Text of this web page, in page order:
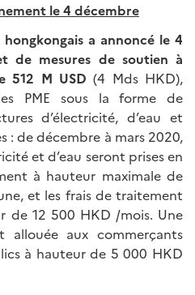
le 4 décembre
a annoncé le 4
de mesures de soutien à
512 M USD (4 Mds HKD),
PME sous la forme de
d’électricité, d’eau et
: de décembre à mars 2020,
et d’eau seront prises en
à hauteur maximale de
et les frais de traitement
de 12 500 HKD /mois. Une
allouée aux commerçants
à hauteur de 5 000 HKD